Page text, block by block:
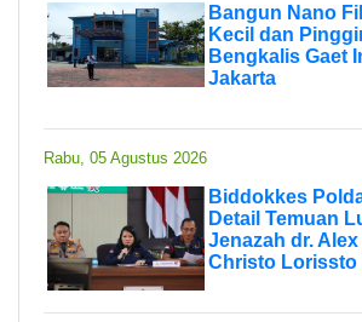
Bangun Nano
Kecil dan
Bengkalis Gaet
Jakarta
Rabu, 05 Agustus 2026
Biddokkes
Detail Temuan
Jenazah dr.
Christo Lorissto